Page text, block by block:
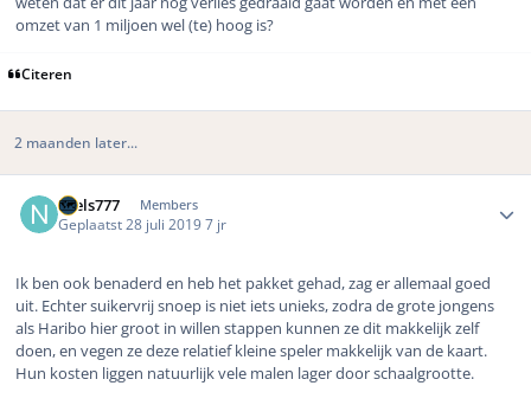
omzet van 1 miljoen wel (te) hoog is?
Citeren
2 maanden later...
Niels777 Members
Geplaatst28 juli 20197 jr
Ik ben ook benaderd en heb het pakket gehad, zag er allemaal goed
uit. Echter suikervrij snoep is niet iets unieks, zodra de grote jongens
als Haribo hier groot in willen stappen kunnen ze dit makkelijk zelf
doen, en vegen ze deze relatief kleine speler makkelijk van de kaart.
Hun kosten liggen natuurlijk vele malen lager door schaalgrootte.